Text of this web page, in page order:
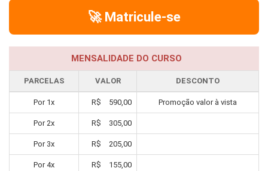
🚀 Matricule-se
MENSALIDADE DO CURSO
PARCELAS VALOR DESCONTO
Por 1x R$ 590,00 Promoção valor à vista
Por2x R$ 305,00
Por 3x R$ 205,00
Por4x R$ 155,00